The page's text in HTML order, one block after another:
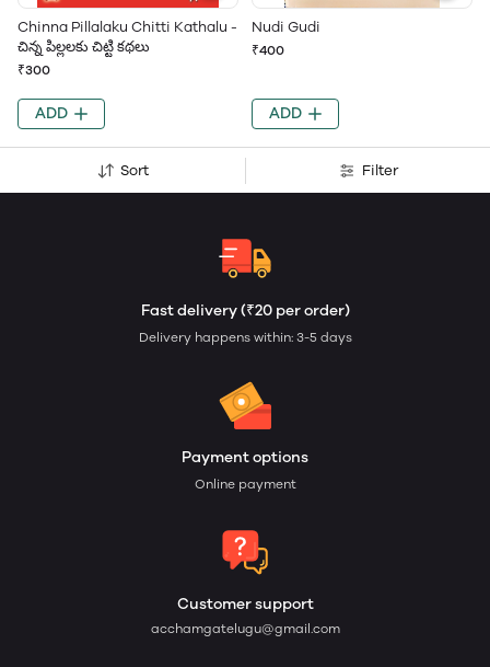
Chinna Pillalaku Chitti Kathalu -
చిన్న పిల్లలకు చిట్టి కథలు
₹300
ADD
Nudi Gudi
₹400
ADD
Sort Filter
Fast delivery (₹20 per order)
Delivery happens within: 3-5 days
Payment options
Online payment
Customer support
acchamgatelugu@gmail.com